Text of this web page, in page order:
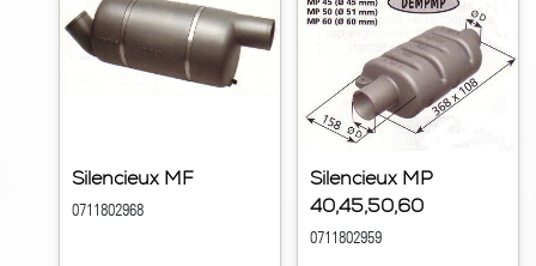
Silencieux MF
0711802968
Silencieux MP
40,45,50,60
0711802959